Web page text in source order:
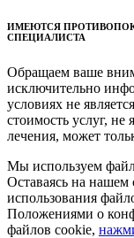
ИМЕЮТСЯ
СПЕЦИАЛИСТА
Обращаем ваше
исключительно
условиях не
стоимость услуг, не
лечения, может
Мы используем
Оставаясь на нашем
использования
Положениями о
файлов cookie,